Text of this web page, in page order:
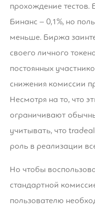
прохождение
Бинанс – 0,1%, но
меньше. Биржа
своего личного
постоянных
снижения комиссии
Несмотря на то, что
ограничивают
учитывать, что
роль в реализации
Но чтобы
стандартной
пользователю